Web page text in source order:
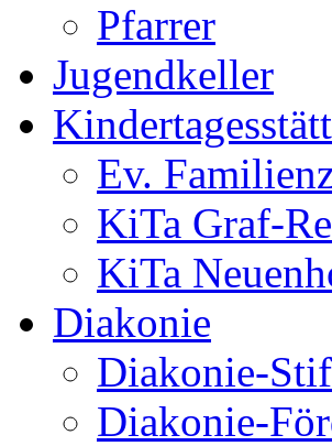
Pfarrer
Jugendkeller
Ev.
KiTa Graf-
KiTa
Diakonie
Diakonie-
Diakonie-